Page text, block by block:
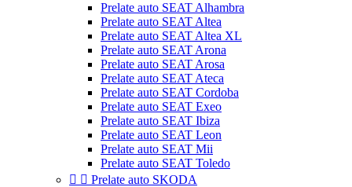
Prelate auto SEAT Alhambra
Prelate auto SEAT Altea
Prelate auto SEAT Altea XL
Prelate auto SEAT Arona
Prelate auto SEAT Arosa
Prelate auto SEAT Ateca
Prelate auto SEAT Cordoba
Prelate auto SEAT Exeo
Prelate auto SEAT Ibiza
Prelate auto SEAT Leon
Prelate auto SEAT Mii
Prelate auto SEAT Toledo
  Prelate auto SKODA